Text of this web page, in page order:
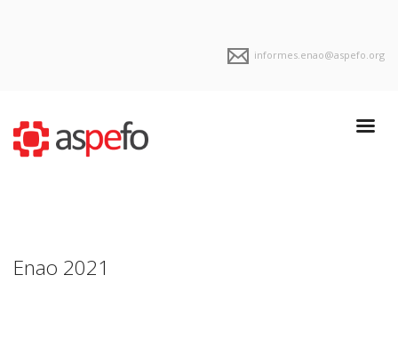
informes.enao@aspefo.org
Enao 2021